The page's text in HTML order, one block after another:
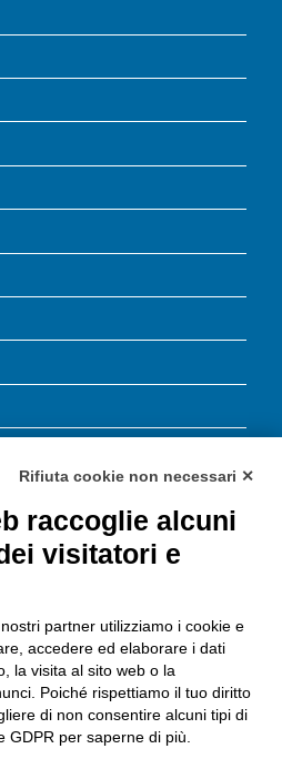
i.v.
Rifiuta cookie non necessari ✕
raccoglie alcuni
visitatori e
partner utilizziamo i cookie e
accedere ed elaborare i dati
la visita al sito web o la
Poiché rispettiamo il tuo diritto
di non consentire alcuni tipi di
GDPR per saperne di più.